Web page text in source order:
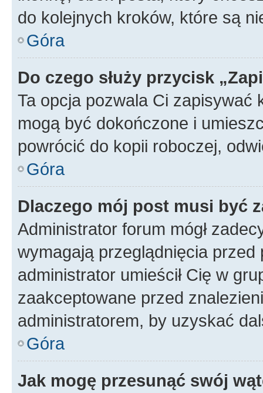
do kolejnych kroków, które są
Góra
Do czego służy przycisk
Ta opcja pozwala Ci zapisywać
mogą być dokończone i
powrócić do kopii roboczej,
Góra
Dlaczego mój post musi być
Administrator forum mógł
wymagają przeglądnięcia
administrator umieścił Cię w
zaakceptowane przed
administratorem, by uzyskać
Góra
Jak mogę przesunąć swój